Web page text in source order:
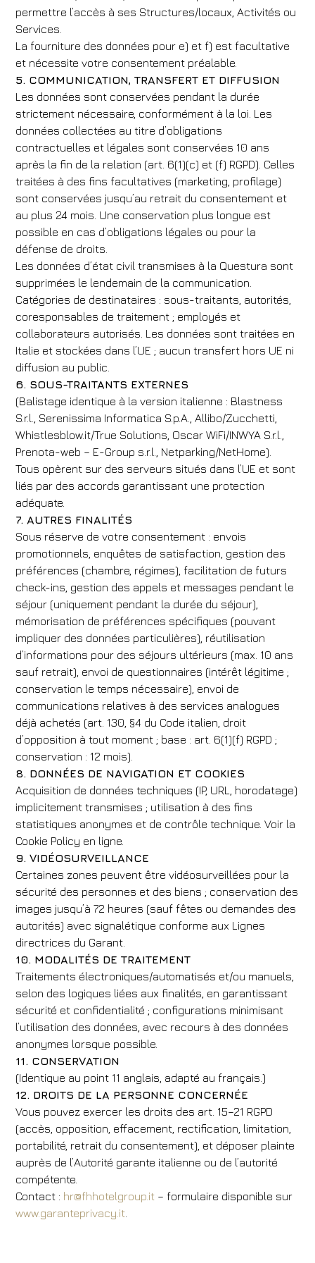
Med Executive Hotel
Arrivée
06/08/ 2026
Départ
07 /08/2026
1 2
0
Code de réduction
Réserve
Modifier une réservation
permettre l’accès à ses Structures/locaux, Activités ou
Services.
La fourniture des données pour e) et f) est facultative
et nécessite votre consentement préalable.
5. COMMUNICATION, TRANSFERT ET DIFFUSION
Les données sont conservées pendant la durée
strictement nécessaire, conformément à la loi. Les
données collectées au titre d’obligations
contractuelles et légales sont conservées 10 ans
après la fin de la relation (art. 6(1)(c) et (f) RGPD). Celles
traitées à des fins facultatives (marketing, profilage)
sont conservées jusqu’au retrait du consentement et
au plus 24 mois. Une conservation plus longue est
possible en cas d’obligations légales ou pour la
défense de droits.
Les données d’état civil transmises à la Questura sont
supprimées le lendemain de la communication.
Catégories de destinataires : sous-traitants, autorités,
coresponsables de traitement ; employés et
collaborateurs autorisés. Les données sont traitées en
Italie et stockées dans l’UE ; aucun transfert hors UE ni
diffusion au public.
6. SOUS-TRAITANTS EXTERNES
(Balistage identique à la version italienne : Blastness
S.r.l., Serenissima Informatica S.p.A., Allibo/Zucchetti,
Whistlesblow.it/True Solutions, Oscar WiFi/INWYA S.r.l.,
Prenota-web – E-Group s.r.l., Netparking/NetHome).
Tous opèrent sur des serveurs situés dans l’UE et sont
liés par des accords garantissant une protection
adéquate.
7. AUTRES FINALITÉS
Sous réserve de votre consentement : envois
promotionnels, enquêtes de satisfaction, gestion des
préférences (chambre, régimes), facilitation de futurs
check-ins, gestion des appels et messages pendant le
séjour (uniquement pendant la durée du séjour),
mémorisation de préférences spécifiques (pouvant
impliquer des données particulières), réutilisation
d’informations pour des séjours ultérieurs (max. 10 ans
sauf retrait), envoi de questionnaires (intérêt légitime ;
conservation le temps nécessaire), envoi de
communications relatives à des services analogues
déjà achetés (art. 130, §4 du Code italien, droit
d’opposition à tout moment ; base : art. 6(1)(f) RGPD ;
conservation : 12 mois).
8. DONNÉES DE NAVIGATION ET COOKIES
Acquisition de données techniques (IP, URL, horodatage)
implicitement transmises ; utilisation à des fins
statistiques anonymes et de contrôle technique. Voir la
Cookie Policy en ligne.
9. VIDÉOSURVEILLANCE
Certaines zones peuvent être vidéosurveillées pour la
sécurité des personnes et des biens ; conservation des
images jusqu’à 72 heures (sauf fêtes ou demandes des
autorités) avec signalétique conforme aux Lignes
directrices du Garant.
10. MODALITÉS DE TRAITEMENT
Traitements électroniques/automatisés et/ou manuels,
selon des logiques liées aux finalités, en garantissant
sécurité et confidentialité ; configurations minimisant
l’utilisation des données, avec recours à des données
anonymes lorsque possible.
11. CONSERVATION
(Identique au point 11 anglais, adapté au français.)
12. DROITS DE LA PERSONNE CONCERNÉE
Vous pouvez exercer les droits des art. 15–21 RGPD
(accès, opposition, effacement, rectification, limitation,
portabilité, retrait du consentement), et déposer plainte
auprès de l’Autorité garante italienne ou de l’autorité
compétente.
Contact : hr@fhhotelgroup.it – formulaire disponible sur
www.garanteprivacy.it